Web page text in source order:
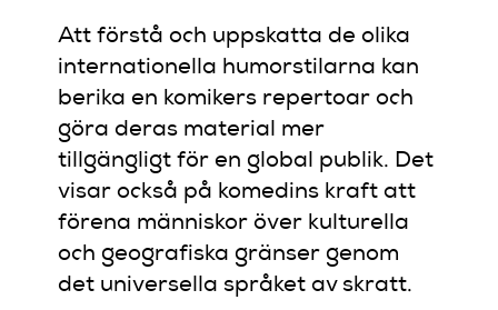
Att förstå och uppskatta de olika
internationella humorstilarna kan
berika en komikers repertoar och
göra deras material mer
tillgängligt för en global publik. Det
visar också på komedins kraft att
förena människor över kulturella
och geografiska gränser genom
det universella språket av skratt.